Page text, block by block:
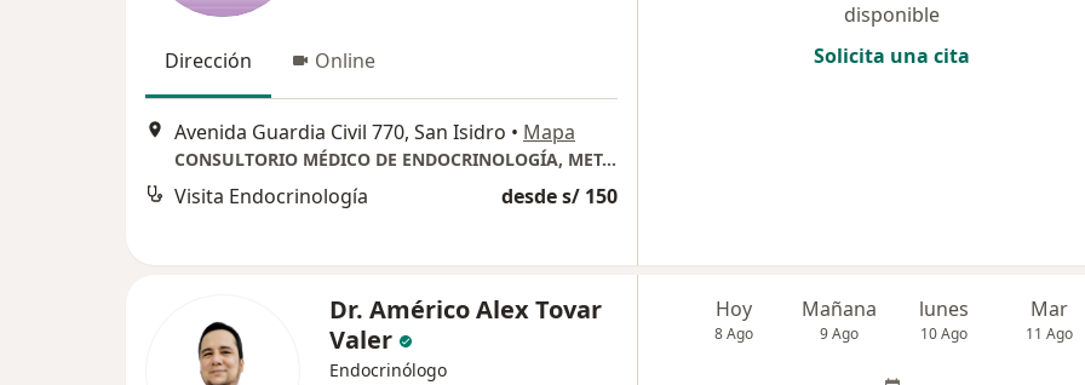
Dirección Online
Avenida Guardia Civil 770, San Isidro • Mapa
CONSULTORIO MÉDICO DE ENDOCRINOLOGÍA, METABOLISMO Y DIABETES
Visita Endocrinología desde s/ 150
disponible
Solicita una cita
Dr. Américo Alex Tovar
Valer
Endocrinólogo
Hoy
8 Ago
Mañana
9 Ago
lunes
10 Ago
Mar
11 Ago